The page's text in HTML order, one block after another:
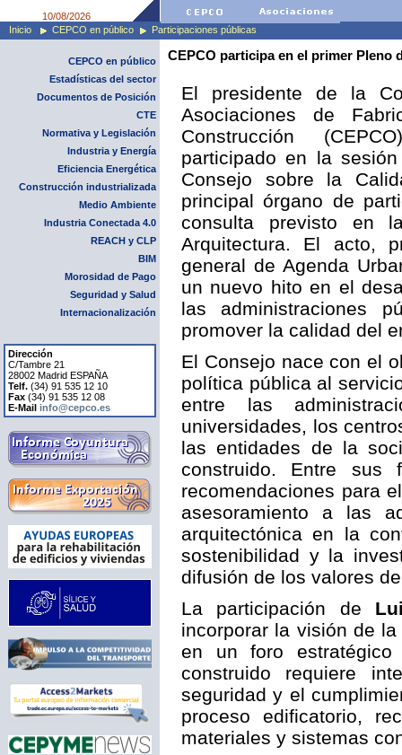
10/08/2026
Inicio
CEPCO en público Participaciones públicas
CEPCO en público
Estadísticas del sector
Documentos de Posición
CTE
Normativa y Legislación
Industria y Energía
Eficiencia Energética
Construcción industrializada
Medio Ambiente
Industria Conectada 4.0
REACH y CLP
BIM
Morosidad de Pago
Seguridad y Salud
Internacionalización
Dirección
C/Tambre 21
28002 Madrid ESPAÑA
Telf. (34) 91 535 12 10
Fax (34) 91 535 12 08
E-Mail info@cepco.es
CEPCO participa en el primer Pleno
El presidente de la
Asociaciones de
Construcción
participado en la
Consejo sobre la
principal órgano de
consulta previsto en
Arquitectura. El acto,
general de Agenda
un nuevo hito en el
las administraciones
promover la calidad del
El Consejo nace con el
política pública al
entre las
universidades, los
las entidades de la
construido. Entre sus
recomendaciones para
asesoramiento a las
arquitectónica en la
sostenibilidad y la
difusión de los valores
La participación de
incorporar la visión de
en un foro
construido requiere
seguridad y el
proceso edificatorio,
materiales y sistemas